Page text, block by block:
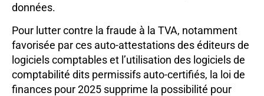
données.
Pour lutter contre la fraude à la TVA, notamment
favorisée par ces auto-attestations des éditeurs de
logiciels comptables et l’utilisation des logiciels de
comptabilité dits permissifs auto-certifiés, la loi de
finances pour 2025 supprime la possibilité pour